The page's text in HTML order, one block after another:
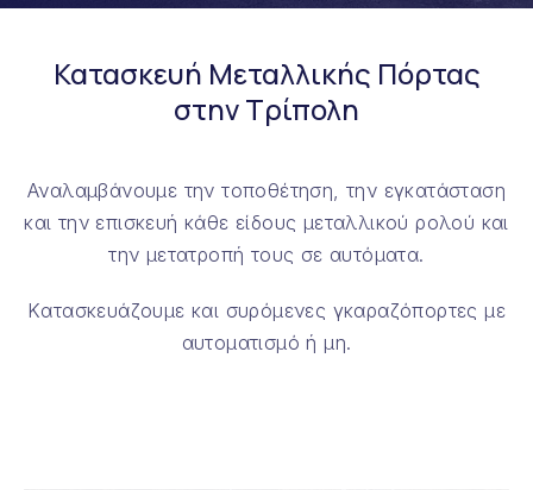
Κατασκευή Μεταλλικής Πόρτας
στην Τρίπολη
Αναλαμβάνουμε την τοποθέτηση, την εγκατάσταση
και την επισκευή κάθε είδους μεταλλικού ρολού και
την μετατροπή τους σε αυτόματα.
Kατασκευάζουμε και συρόμενες γκαραζόπορτες με
αυτοματισμό ή μη.